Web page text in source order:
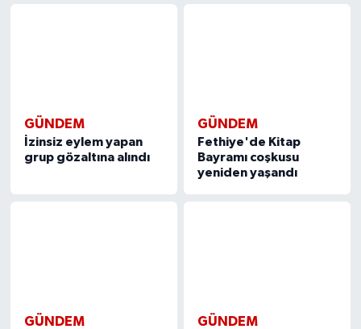
GÜNDEM
İzinsiz eylem yapan
grup gözaltına alındı
GÜNDEM
Fethiye'de Kitap
Bayramı coşkusu
yeniden yaşandı
GÜNDEM GÜNDEM